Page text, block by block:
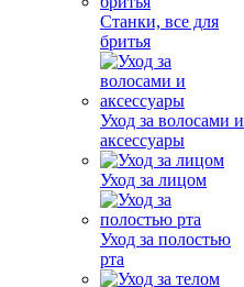
Станки, все для
бритья
Уход за волосами и
аксессуары
Уход за лицом
Уход за полостью
рта